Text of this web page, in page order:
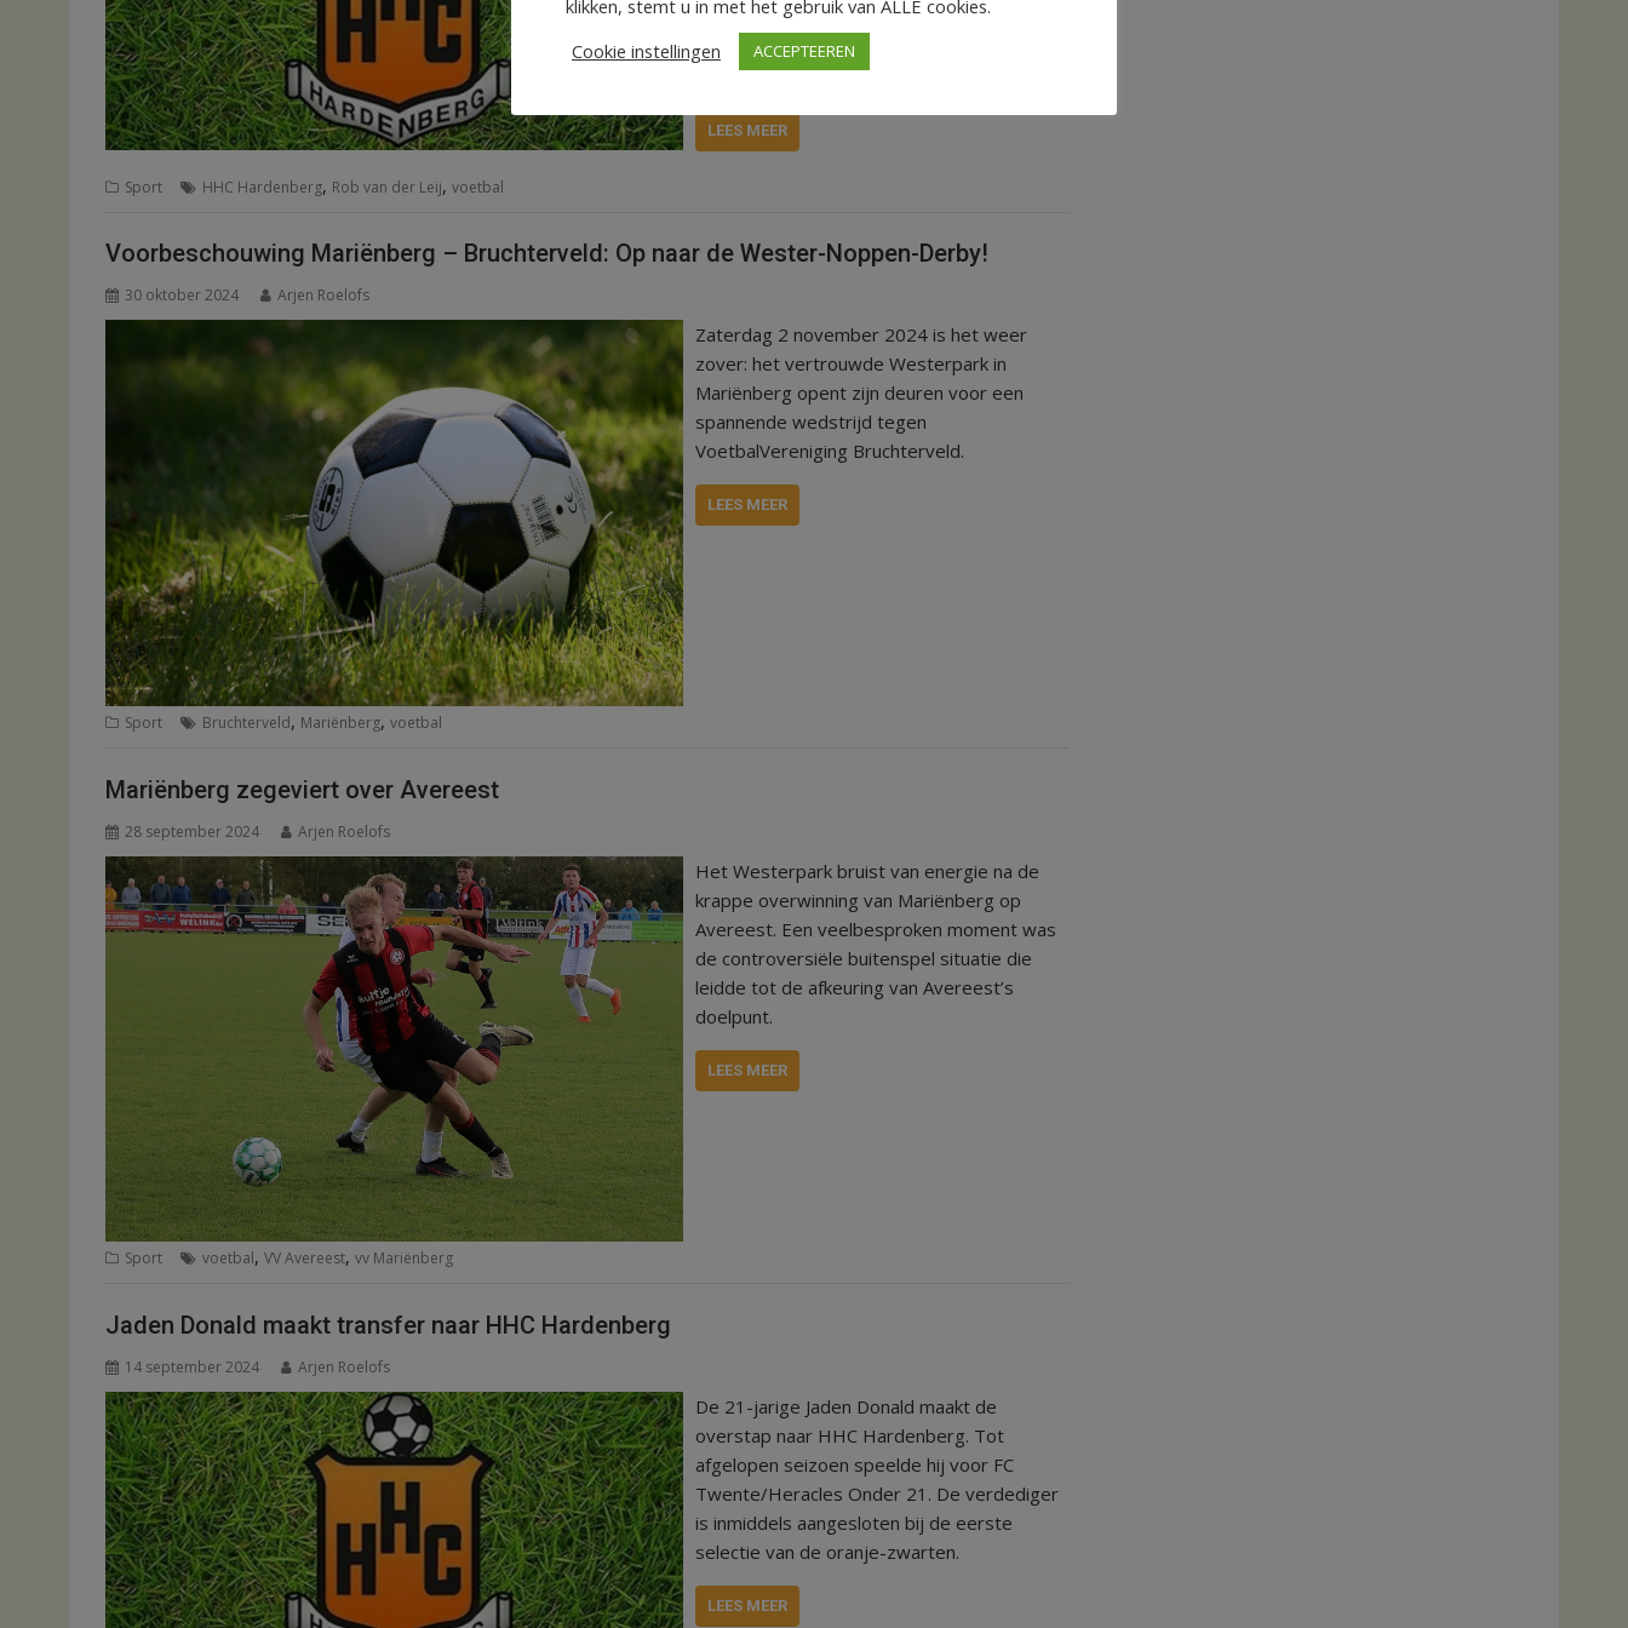
HHC Hardenberg maakte. Momenteel staat
de teller op 141 doelpunten in de
competitie.
LEES MEER
Sport HHC Hardenberg, Rob van der Leij, voetbal
Voorbeschouwing Mariënberg – Bruchterveld: Op naar de Wester-Noppen-Derby!
30 oktober 2024 Arjen Roelofs
Zaterdag 2 november 2024 is het weer
zover: het vertrouwde Westerpark in
Mariënberg opent zijn deuren voor een
spannende wedstrijd tegen
VoetbalVereniging Bruchterveld.
LEES MEER
Sport Bruchterveld, Mariënberg, voetbal
Mariënberg zegeviert over Avereest
28 september 2024 Arjen Roelofs
Het Westerpark bruist van energie na de
krappe overwinning van Mariënberg op
Avereest. Een veelbesproken moment was
de controversiële buitenspel situatie die
leidde tot de afkeuring van Avereest’s
doelpunt.
LEES MEER
Sport voetbal, VV Avereest, vv Mariënberg
Jaden Donald maakt transfer naar HHC Hardenberg
14 september 2024 Arjen Roelofs
De 21-jarige Jaden Donald maakt de
overstap naar HHC Hardenberg. Tot
afgelopen seizoen speelde hij voor FC
Twente/Heracles Onder 21. De verdediger
is inmiddels aangesloten bij de eerste
selectie van de oranje-zwarten.
LEES MEER
klikken, stemt u in met het gebruik van ALLE cookies.
Cookie instellingen
ACCEPTEEREN